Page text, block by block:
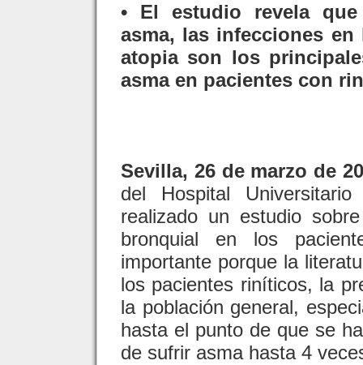
• El estudio revela
asma, las infecciones
atopia son los
asma en pacientes con
Sevilla, 26 de marzo de
del Hospital
realizado un estudio
bronquial en los
importante porque la
los pacientes riníticos, la
la población general,
hasta el punto de que se
de sufrir asma hasta 4